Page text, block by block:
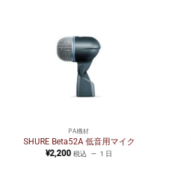
PA機材
SHURE Beta52A 低音用マイク
¥2,200 税込 1 日